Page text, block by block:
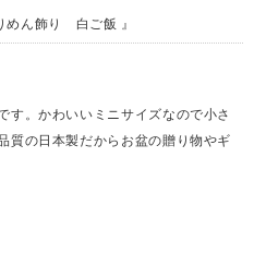
めん飾り 白ご飯 』
す。かわいいミニサイズなので小さ
質の日本製だからお盆の贈り物やギ